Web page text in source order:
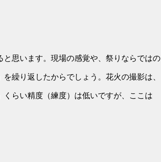
思います。現場の感覚や、祭りならではの
繰り返したからでしょう。花火の撮影は、
らい精度（練度）は低いですが、ここは